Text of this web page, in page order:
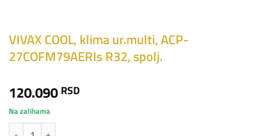
VIVAX COOL, klima ur.multi, ACP-
27COFM79AERIs R32, spolj.
120.090 RSD
Na zalihama
VIVAX COOL, klima ur.multi, ACP-27COFM79AERIs R32, spolj. količina